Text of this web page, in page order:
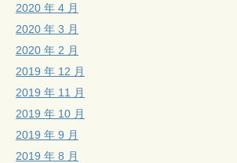
2020 年 4 月
2020 年 3 月
2020 年 2 月
2019 年 12 月
2019 年 11 月
2019 年 10 月
2019 年 9 月
2019 年 8 月